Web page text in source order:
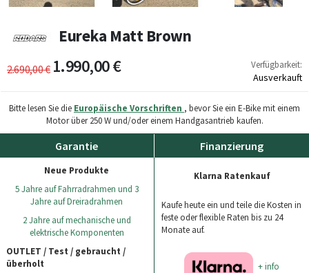
Eureka Matt Brown
2.690,00 € 1.990,00 € Verfügbarkeit:
Ausverkauft
Bitte lesen Sie die Europäische Vorschriften , bevor Sie ein E-Bike mit einem
Motor über 250 W und/oder einem Handgasantrieb kaufen.
Garantie
Neue Produkte
5 Jahre auf Fahrradrahmen und 3
Jahre auf Dreiradrahmen
2 Jahre auf mechanische und
elektrische Komponenten
OUTLET / Test / gebraucht /
überholt
Finanzierung
Klarna Ratenkauf
Kaufe heute ein und teile die Kosten in
feste oder flexible Raten bis zu 24
Monate auf.
+ info